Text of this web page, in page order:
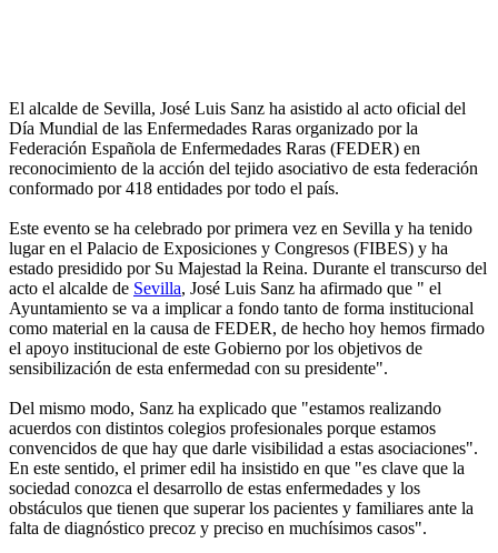
El alcalde de Sevilla, José Luis Sanz ha asistido al acto oficial del
Día Mundial de las Enfermedades Raras organizado por la
Federación Española de Enfermedades Raras (FEDER) en
reconocimiento de la acción del tejido asociativo de esta federación
conformado por 418 entidades por todo el país.
Este evento se ha celebrado por primera vez en Sevilla y ha tenido
lugar en el Palacio de Exposiciones y Congresos (FIBES) y ha
estado presidido por Su Majestad la Reina. Durante el transcurso del
acto el alcalde de Sevilla, José Luis Sanz ha afirmado que " el
Ayuntamiento se va a implicar a fondo tanto de forma institucional
como material en la causa de FEDER, de hecho hoy hemos firmado
el apoyo institucional de este Gobierno por los objetivos de
sensibilización de esta enfermedad con su presidente".
Del mismo modo, Sanz ha explicado que "estamos realizando
acuerdos con distintos colegios profesionales porque estamos
convencidos de que hay que darle visibilidad a estas asociaciones".
En este sentido, el primer edil ha insistido en que "es clave que la
sociedad conozca el desarrollo de estas enfermedades y los
obstáculos que tienen que superar los pacientes y familiares ante la
falta de diagnóstico precoz y preciso en muchísimos casos".